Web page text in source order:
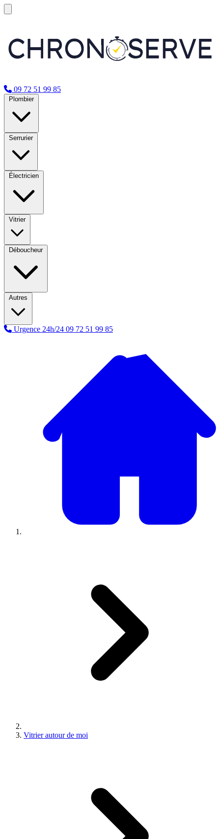
09 72 51 99 85
Plombier
Serrurier
Électricien
Vitrier
Déboucheur
Autres
Urgence 24h/24 09 72 51 99 85
Vitrier autour de moi